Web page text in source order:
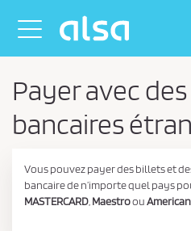
Saut au contenu principal
Toggle navigation
Payer avec
bancaires
Vous pouvez payer des billets et
bancaire de n’importe quel pays
MASTERCARD Maestroou